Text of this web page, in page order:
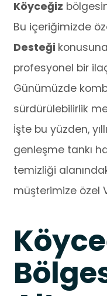
Köyceğiz
Bu içeriğimizde
Desteği
profesyonel bir
Günümüzde
sürdürülebilirlik
İşte bu yüzden,
genleşme tankı
temizliği
müşterimize özel